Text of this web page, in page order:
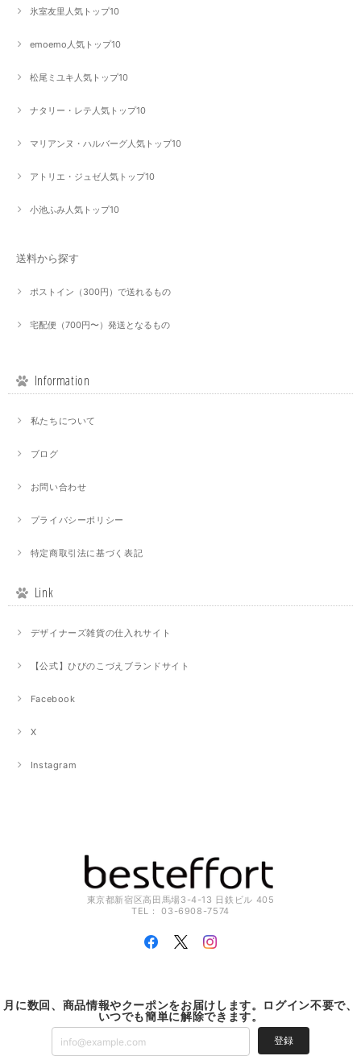
氷室友里人気トップ10
emoemo人気トップ10
松尾ミユキ人気トップ10
ナタリー・レテ人気トップ10
マリアンヌ・ハルバーグ人気トップ10
アトリエ・ジュゼ人気トップ10
小池ふみ人気トップ10
送料から探す
ポストイン（300円）で送れるもの
宅配便（700円〜）発送となるもの
Information
私たちについて
ブログ
お問い合わせ
プライバシーポリシー
特定商取引法に基づく表記
Link
デザイナーズ雑貨の仕入れサイト
【公式】ひびのこづえブランドサイト
Facebook
X
Instagram
東京都新宿区高田馬場3-4-13 日鉄ビル 405
TEL： 03-6908-7574
月に数回、商品情報やクーポンをお届けします。ログイン不要で、
いつでも簡単に解除できます。
登録